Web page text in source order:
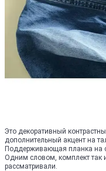
Это декоративный
дополнительный акцент на
Поддерживающая планка на
Одним словом, комплект так
рассматривали.